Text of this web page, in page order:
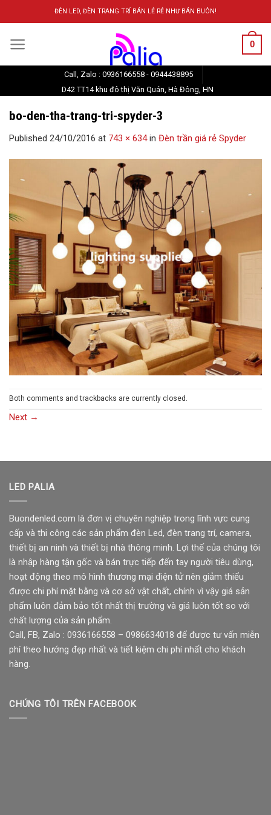
to
ĐÈN LED, ĐÈN TRANG TRÍ BÁN LẺ RẺ NHƯ BÁN BUÔN!
0
Call, Zalo : 0936166558 - 0944438895
D42 TT14 khu đô thị Văn Quán, Hà Đông, HN
bo-den-tha-trang-tri-spyder-3
Published 24/10/2016 at 743 × 634in Đèn trần giá rẻ Spyder
Both comments and trackbacks are currently closed.
Next →
LED PALIA
Buondenled.com là đơn vị chuyên nghiệp trong lĩnh vực cung
cấp và thi công các sản phẩm đèn Led, đèn trang trí, camera,
thiết bị an ninh và thiết bị nhà thông minh. Lợi thế của chúng tôi
là nhập hàng tận gốc và bán trực tiếp đến tay người tiêu dùng,
hoạt động theo mô hình thương mại điện tử nên giảm thiểu
được chi phí mặt bằng và cơ sở vật chất, chính vì vậy giá sản
phẩm luôn đảm bảo tốt nhất thị trường và giá luôn tốt so với
chất lượng của sản phẩm.
Call, FB, Zalo : 0936166558 – 0986634018 để được tư vấn miễn
phí theo hướng đẹp nhất và tiết kiệm chi phí nhất cho khách
hàng.
CHÚNG TÔI TRÊN FACEBOOK